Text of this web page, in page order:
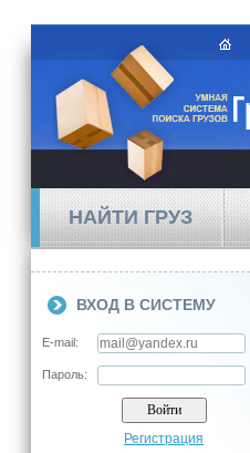
НАЙТИ ГРУЗ
ВХОД В СИСТЕМУ
E-mail:
Пароль:
Регистрация